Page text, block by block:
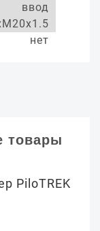
ввод
нет
товары
PiloTREK